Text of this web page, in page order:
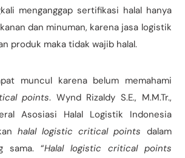
menganggap sertifikasi halal hanya
dan minuman, karena jasa logistik
produk maka tidak wajib halal.
muncul karena belum memahami
points. Wynd Rizaldy S.E., M.M.Tr.,
Asosiasi Halal Logistik Indonesia
halal logistic critical points dalam
sama. “Halal logistic critical points